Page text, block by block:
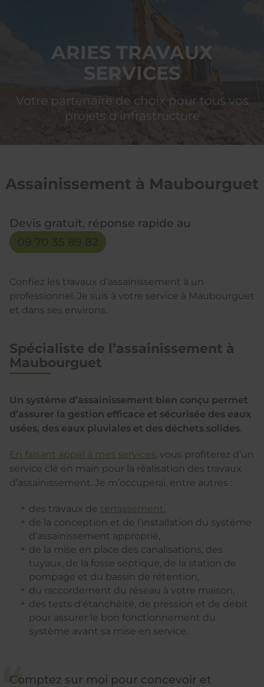
ARIES TRAVAUX
SERVICES
Votre partenaire de choix pour tous vos
projets d'infrastructure
Assainissement à Maubourguet
Devis gratuit, réponse rapide au
Confiez les travaux d’assainissement à un
professionnel. Je suis à votre service à Maubourguet
et dans ses environs.
Spécialiste de l’assainissement à
Maubourguet
Un système d’assainissement bien conçu permet
d’assurer la gestion efficace et sécurisée des eaux
usées, des eaux pluviales et des déchets solides.
En faisant appel à mes services, vous profiterez d’un
service clé en main pour la réalisation des travaux
d’assainissement. Je m’occuperai, entre autres :
des travaux de terrassement,
de la conception et de l’installation du système
d’assainissement approprié,
de la mise en place des canalisations, des
tuyaux, de la fosse septique, de la station de
pompage et du bassin de rétention,
du raccordement du réseau à votre maison,
des tests d'étanchéité, de pression et de débit
pour assurer le bon fonctionnement du
système avant sa mise en service.
Comptez sur moi pour concevoir et